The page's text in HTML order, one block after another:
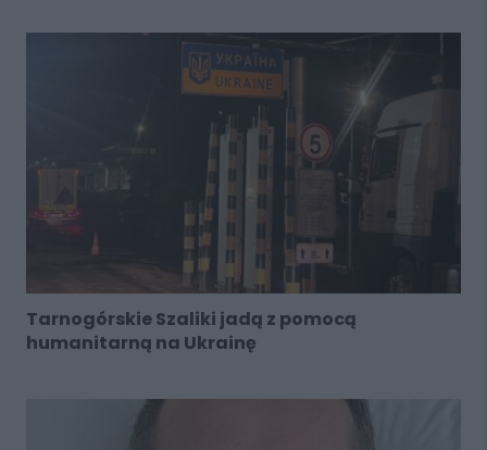
Tarnogórskie Szaliki jadą z pomocą
humanitarną na Ukrainę